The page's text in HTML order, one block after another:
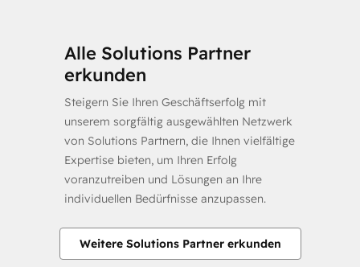
Alle Solutions Partner
erkunden
Steigern Sie Ihren Geschäftserfolg mit
unserem sorgfältig ausgewählten Netzwerk
von Solutions Partnern, die Ihnen vielfältige
Expertise bieten, um Ihren Erfolg
voranzutreiben und Lösungen an Ihre
individuellen Bedürfnisse anzupassen.
Weitere Solutions Partner erkunden